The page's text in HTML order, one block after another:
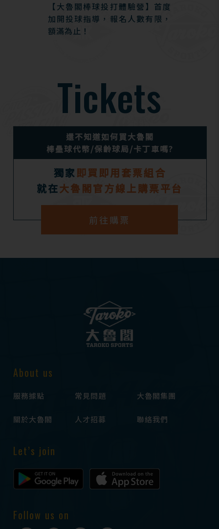
【大魯閣棒球投打體驗營】首度
加開投球指導，報名人數有限，
額滿為止！
Tickets
還不知道如何買大魯閣
棒壘球代幣/保齡球局/卡丁車嗎?
獨家即買即用套票組合
就在大魯閣官方線上購票平台
前往購票
About us
服務據點 常見問題 大魯閣集團
關於大魯閣 人才招募 聯絡我們
Let’s join
Follow us on